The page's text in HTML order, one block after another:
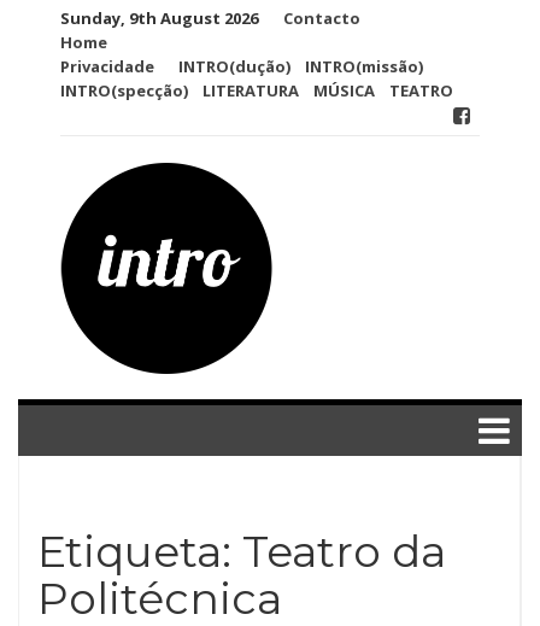
Sunday, 9th August 2026
Contacto
Home
Privacidade
INTRO(dução)
INTRO(missão)
INTRO(specção)
LITERATURA MÚSICA TEATRO
Etiqueta: Teatro da
Politécnica